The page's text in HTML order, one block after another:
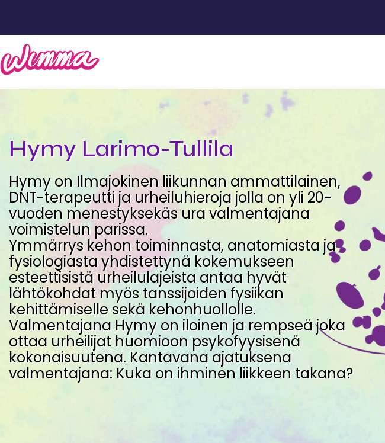
Hymy Larimo-Tullila
Hymy on Ilmajokinen liikunnan ammattilainen,
DNT-terapeutti ja urheiluhieroja jolla on yli 20-
vuoden menestyksekäs ura valmentajana
voimistelun parissa.
Ymmärrys kehon toiminnasta, anatomiasta ja
fysiologiasta yhdistettynä kokemukseen
esteettisistä urheilulajeista antaa hyvät
lähtökohdat myös tanssijoiden fysiikan
kehittämiselle sekä kehonhuollolle.
Valmentajana Hymy on iloinen ja rempseä joka
ottaa urheilijat huomioon psykofyysisenä
kokonaisuutena. Kantavana ajatuksena
valmentajana: Kuka on ihminen liikkeen takana?